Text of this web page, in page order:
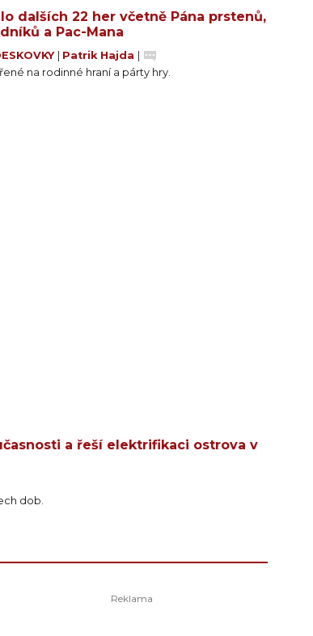
dalších 22 her včetně Pána prstenů,
a Pac-Mana
Patrik Hajda
na rodinné hraní a párty hry.
a řeší elektrifikaci ostrova v
dob.